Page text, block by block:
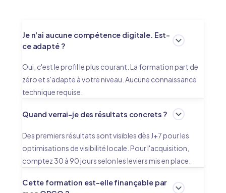
Je n'ai aucune compétence digitale. Est-
ce adapté ?
Oui, c'est le profil le plus courant. La formation part de
zéro et s'adapte à votre niveau. Aucune connaissance
technique requise.
Quand verrai-je des résultats concrets ?
Des premiers résultats sont visibles dès J+7 pour les
optimisations de visibilité locale. Pour l'acquisition,
comptez 30 à 90 jours selon les leviers mis en place.
Cette formation est-elle finançable par